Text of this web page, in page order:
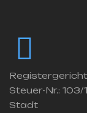
Steuer-Nr.:
Stadt